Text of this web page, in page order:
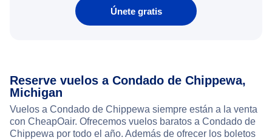
Únete gratis
Reserve vuelos a Condado de Chippewa,
Michigan
Vuelos a Condado de Chippewa siempre están a la venta
con CheapOair. Ofrecemos vuelos baratos a Condado de
Chippewa por todo el año. Además de ofrecer los boletos